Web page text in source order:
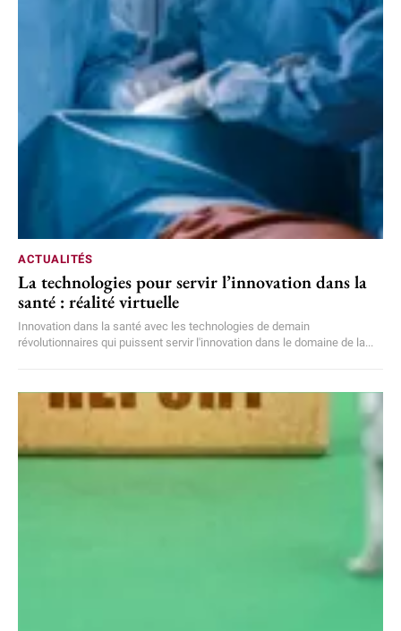
ACTUALITÉS
La technologies pour servir l’innovation dans la
santé : réalité virtuelle
Innovation dans la santé avec les technologies de demain
révolutionnaires qui puissent servir l'innovation dans le domaine de la...